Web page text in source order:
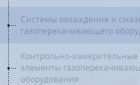
Системы охлаждения и
газоперекачивающего
Контрольно-измерительные
элементы
оборудования